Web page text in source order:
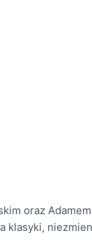
oraz
klasyki,